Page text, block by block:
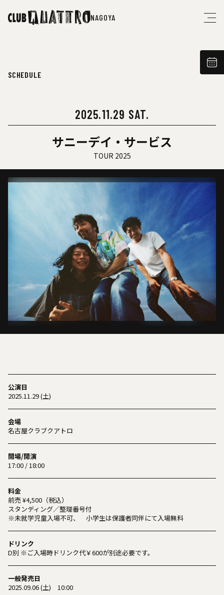
NAGOYA
SCHEDULE
2025.11.29 SAT.
サニーデイ・サービス
TOUR 2025
公演日
2025.11.29 (土)
会場
名古屋クラブクアトロ
開場/開演
17:00 / 18:00
料金
前売 ¥4,500（税込）
スタンディング／整理番号付
※未就学児童入場不可、 小学生は保護者同伴にて入場無料
ドリンク
D別 ※ご入場時ドリンク代￥600が別途必要です。
一般発売日
2025.09.06 (土) 10:00